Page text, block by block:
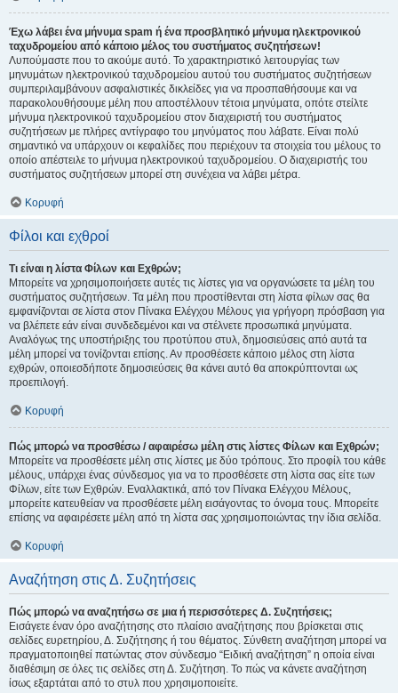
Έχω λάβει ένα μήνυμα spam ή ένα προσβλητικό μήνυμα ηλεκτρονικού
ταχυδρομείου από κάποιο μέλος του συστήματος συζητήσεων!
Λυπούμαστε που το ακούμε αυτό. Το χαρακτηριστικό λειτουργίας των
μηνυμάτων ηλεκτρονικού ταχυδρομείου αυτού του συστήματος συζητήσεων
συμπεριλαμβάνουν ασφαλιστικές δικλείδες για να προσπαθήσουμε και να
παρακολουθήσουμε μέλη που αποστέλλουν τέτοια μηνύματα, οπότε στείλτε
μήνυμα ηλεκτρονικού ταχυδρομείου στον διαχειριστή του συστήματος
συζητήσεων με πλήρες αντίγραφο του μηνύματος που λάβατε. Είναι πολύ
σημαντικό να υπάρχουν οι κεφαλίδες που περιέχουν τα στοιχεία του μέλους το
οποίο απέστειλε το μήνυμα ηλεκτρονικού ταχυδρομείου. Ο διαχειριστής του
συστήματος συζητήσεων μπορεί στη συνέχεια να λάβει μέτρα.
Κορυφή
Φίλοι και εχθροί
Τι είναι η λίστα Φίλων και Εχθρών;
Μπορείτε να χρησιμοποιήσετε αυτές τις λίστες για να οργανώσετε τα μέλη του
συστήματος συζητήσεων. Τα μέλη που προστίθενται στη λίστα φίλων σας θα
εμφανίζονται σε λίστα στον Πίνακα Ελέγχου Μέλους για γρήγορη πρόσβαση για
να βλέπετε εάν είναι συνδεδεμένοι και να στέλνετε προσωπικά μηνύματα.
Αναλόγως της υποστήριξης του προτύπου στυλ, δημοσιεύσεις από αυτά τα
μέλη μπορεί να τονίζονται επίσης. Αν προσθέσετε κάποιο μέλος στη λίστα
εχθρών, οποιεσδήποτε δημοσιεύσεις θα κάνει αυτό θα αποκρύπτονται ως
προεπιλογή.
Κορυφή
Πώς μπορώ να προσθέσω / αφαιρέσω μέλη στις λίστες Φίλων και Εχθρών;
Μπορείτε να προσθέσετε μέλη στις λίστες με δύο τρόπους. Στο προφίλ του κάθε
μέλους, υπάρχει ένας σύνδεσμος για να το προσθέσετε στη λίστα σας είτε των
Φίλων, είτε των Εχθρών. Εναλλακτικά, από τον Πίνακα Ελέγχου Μέλους,
μπορείτε κατευθείαν να προσθέσετε μέλη εισάγοντας το όνομα τους. Μπορείτε
επίσης να αφαιρέσετε μέλη από τη λίστα σας χρησιμοποιώντας την ίδια σελίδα.
Κορυφή
Αναζήτηση στις Δ. Συζητήσεις
Πώς μπορώ να αναζητήσω σε μια ή περισσότερες Δ. Συζητήσεις;
Εισάγετε έναν όρο αναζήτησης στο πλαίσιο αναζήτησης που βρίσκεται στις
σελίδες ευρετηρίου, Δ. Συζήτησης ή του θέματος. Σύνθετη αναζήτηση μπορεί να
πραγματοποιηθεί πατώντας στον σύνδεσμο “Ειδική αναζήτηση” η οποία είναι
διαθέσιμη σε όλες τις σελίδες στη Δ. Συζήτηση. Το πώς να κάνετε αναζήτηση
ίσως εξαρτάται από το στυλ που χρησιμοποιείτε.